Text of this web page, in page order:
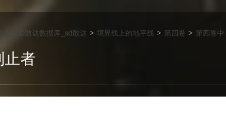
_SD敢达数据库_sd敢达 > 境界线上的地平线 > 第四卷 > 第四卷中
者